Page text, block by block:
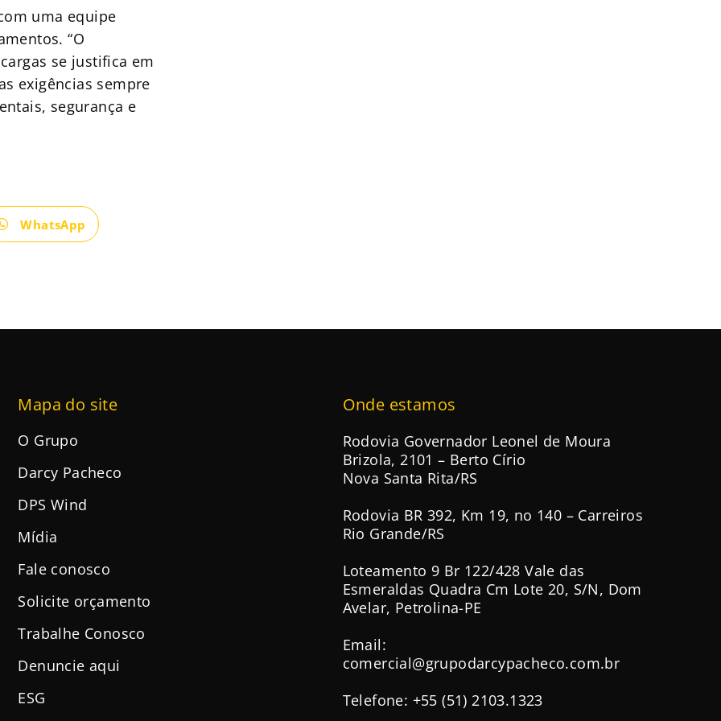
uma equipe
“O
se justifica em
exigências sempre
segurança e
WhatsApp
Mapa do site
O Grupo
Darcy Pacheco
DPS Wind
Mídia
Fale conosco
Solicite orçamento
Trabalhe Conosco
Denuncie aqui
ESG
Onde estamos
Rodovia Governador Leonel de Moura
Brizola, 2101 – Berto Círio
Nova Santa Rita/RS
Rodovia BR 392, Km 19, no 140 – Carreiros
Rio Grande/RS
Loteamento 9 Br 122/428 Vale das
Esmeraldas Quadra Cm Lote 20, S/N, Dom
Avelar, Petrolina-PE
Email:
comercial@grupodarcypacheco.com.br
Telefone: +55 (51) 2103.1323